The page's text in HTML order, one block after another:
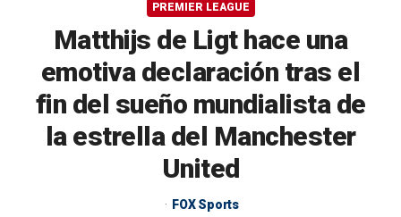
PREMIER LEAGUE
Matthijs de Ligt hace una
emotiva declaración tras el
fin del sueño mundialista de
la estrella del Manchester
United
FOX Sports